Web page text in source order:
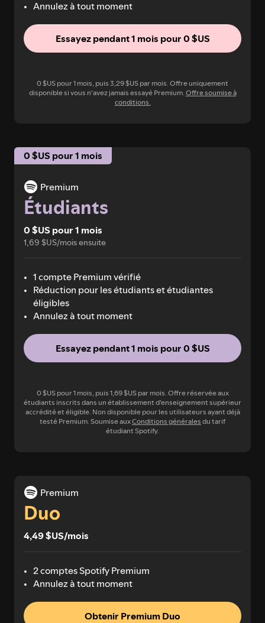
Annulez à tout moment
Essayez pendant 1 mois pour 0 $US
0 $US pour 1 mois, puis 3,29 $US par mois. Offre uniquement
disponible si vous n'avez jamais essayé Premium.Offre soumise à
conditions.
0 $US pour 1 mois
Premium
Étudiants
0 $US pour 1 mois
1,69 $US/mois ensuite
1 compte Premium vérifié
Réduction pour les étudiants et étudiantes
éligibles
Annulez à tout moment
Essayez pendant 1 mois pour 0 $US
0 $US pour 1 mois, puis 1,69 $US par mois. Offre réservée aux
étudiants inscrits dans un établissement d'enseignement supérieur
accrédité et éligible. Non disponible pour les utilisateurs ayant déjà
testé Premium. Soumise auxConditions généralesdu tarif
étudiant Spotify.
Premium
Duo
4,49 $US/mois
2 comptes Spotify Premium
Annulez à tout moment
Obtenir Premium Duo